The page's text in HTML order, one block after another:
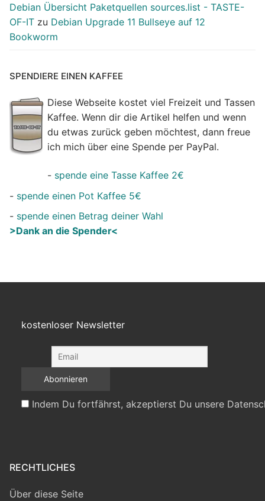
Debian Übersicht Paketquellen sources.list - TASTE-
OF-IT zu Debian Upgrade 11 Bullseye auf 12
Bookworm
SPENDIERE EINEN KAFFEE
Diese Webseite kostet viel Freizeit und Tassen
Kaffee. Wenn dir die Artikel helfen und wenn
du etwas zurück geben möchtest, dann freue
ich mich über eine Spende per PayPal.
- spende eine Tasse Kaffee 2€
- spende einen Pot Kaffee 5€
- spende einen Betrag deiner Wahl
>Dank an die Spender<
kostenloser Newsletter
Indem Du fortfährst, akzeptierst Du unsere
RECHTLICHES
Über diese Seite